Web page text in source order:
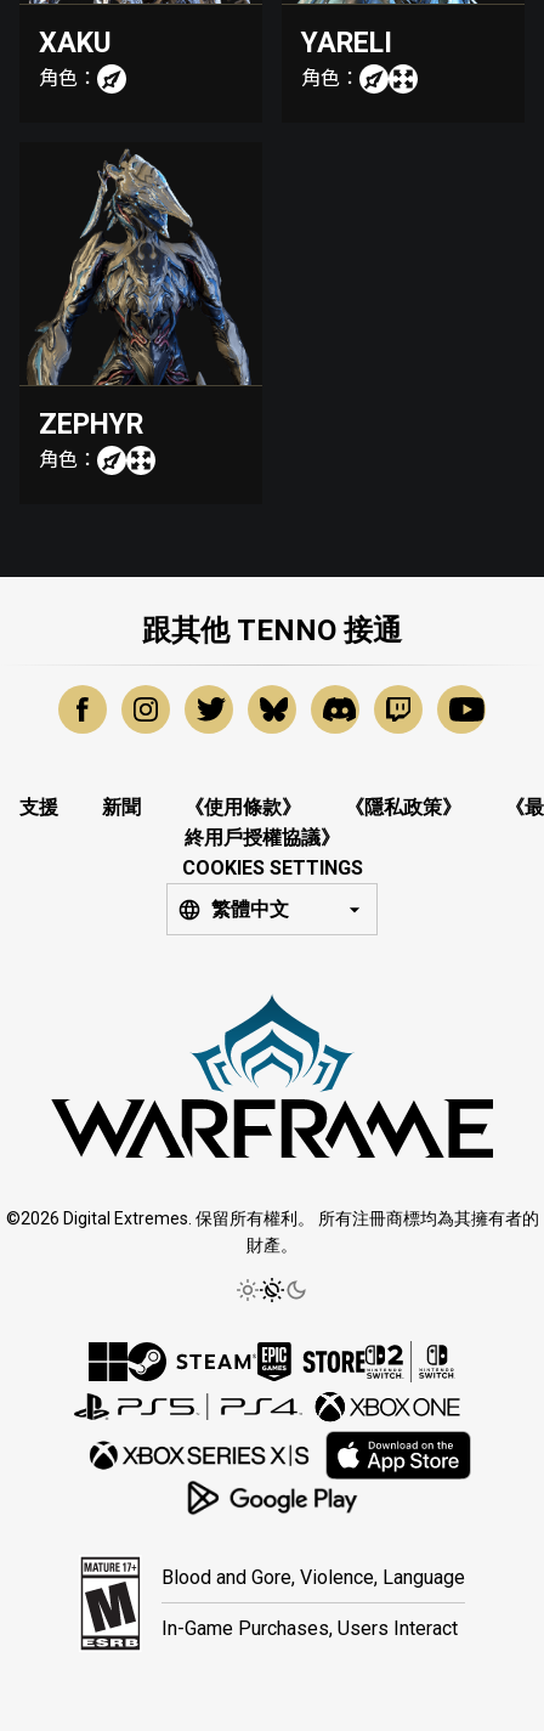
XAKU
角色：
YARELI
角色：
ZEPHYR
角色：
跟其他 TENNO 接通
支援 新聞 《使用條款》 《隱私政策》
《最
終用戶授權協議》
COOKIES SETTINGS
繁體中文
©2026 Digital Extremes. 保留所有權利。 所有注冊商標均為其擁有者的
財產。
Blood and Gore, Violence, Language
In-Game Purchases, Users Interact